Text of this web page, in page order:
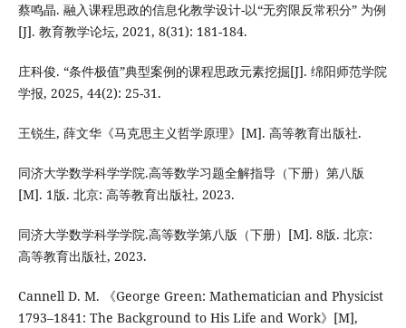
蔡鸣晶. 融入课程思政的信息化教学设计-以“无穷限反常积分” 为例
[J]. 教育教学论坛, 2021, 8(31): 181-184.
庄科俊. “条件极值”典型案例的课程思政元素挖掘[J]. 绵阳师范学院
学报, 2025, 44(2): 25-31.
王锐生, 薛文华《马克思主义哲学原理》[M]. 高等教育出版社.
同济大学数学科学学院.高等数学习题全解指导（下册）第八版
[M]. 1版. 北京: 高等教育出版社, 2023.
同济大学数学科学学院.高等数学第八版（下册）[M]. 8版. 北京:
高等教育出版社, 2023.
Cannell D. M. 《George Green: Mathematician and Physicist
1793–1841: The Background to His Life and Work》[M],